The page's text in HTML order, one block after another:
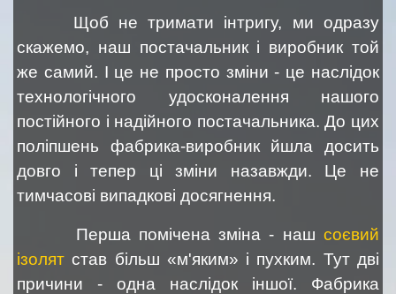
Щоб не тримати інтригу, ми одразу
скажемо, наш постачальник і виробник той
же самий. І це не просто зміни - це наслідок
технологічного удосконалення нашого
постійного і надійного постачальника. До цих
поліпшень фабрика-виробник йшла досить
довго і тепер ці зміни назавжди. Це не
тимчасові випадкові досягнення.
Перша помічена зміна - наш соєвий
ізолят став більш «м'яким» і пухким. Тут дві
причини - одна наслідок іншої. Фабрика